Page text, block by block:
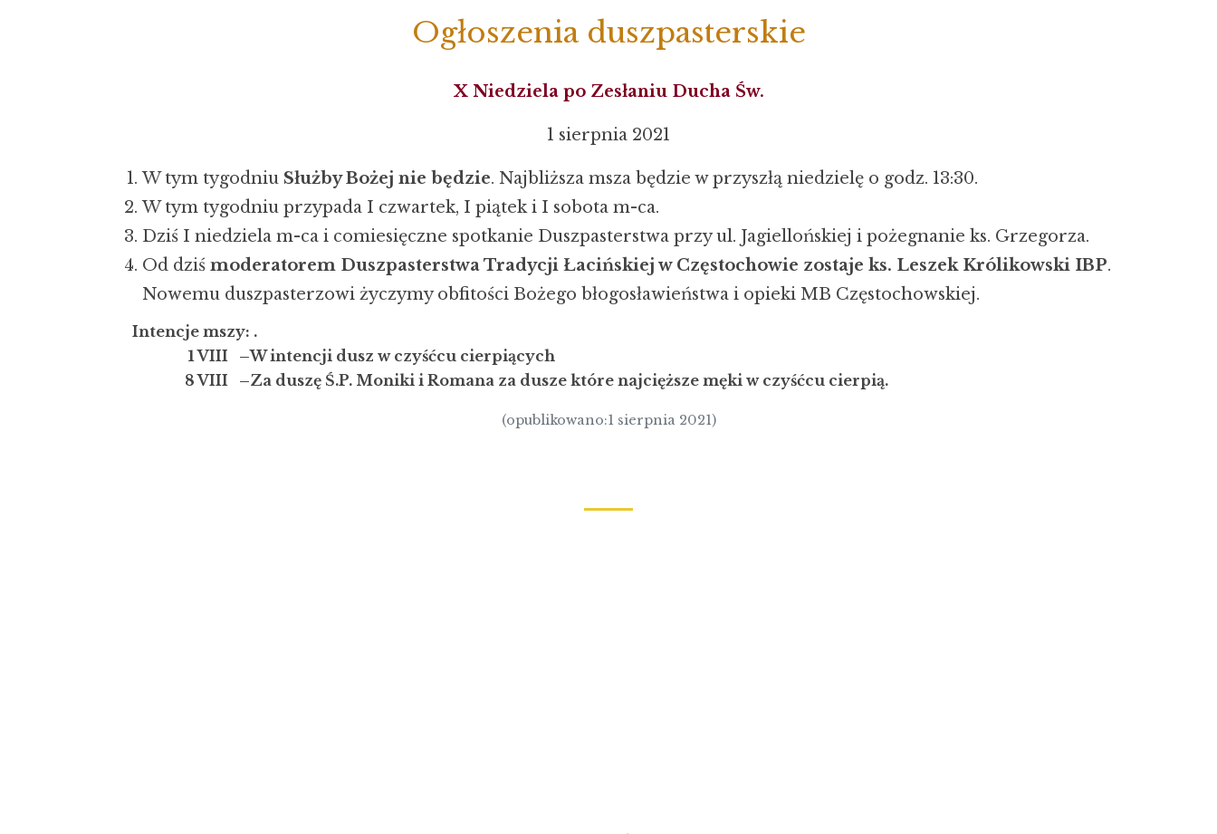
Ogłoszenia duszpasterskie
X Niedziela po Zesłaniu Ducha Św.
1 sierpnia 2021
W tym tygodniu Służby Bożej nie będzie. Najbliższa msza będzie w przyszłą niedzielę o godz. 13:30.
W tym tygodniu przypada I czwartek, I piątek i I sobota m-ca.
Dziś I niedziela m-ca i comiesięczne spotkanie Duszpasterstwa przy ul. Jagiellońskiej i pożegnanie ks. Grzegorza.
Od dziś moderatorem Duszpasterstwa Tradycji Łacińskiej w Częstochowie zostaje ks. Leszek Królikowski IBP.
Nowemu duszpasterzowi życzymy obfitości Bożego błogosławieństwa i opieki MB Częstochowskiej.
Intencje mszy: .
1 VIII –W intencji dusz w czyśćcu cierpiących
8 VIII –Za duszę Ś.P. Moniki i Romana za dusze które najcięższe męki w czyśćcu cierpią.
(opublikowano:1 sierpnia 2021)